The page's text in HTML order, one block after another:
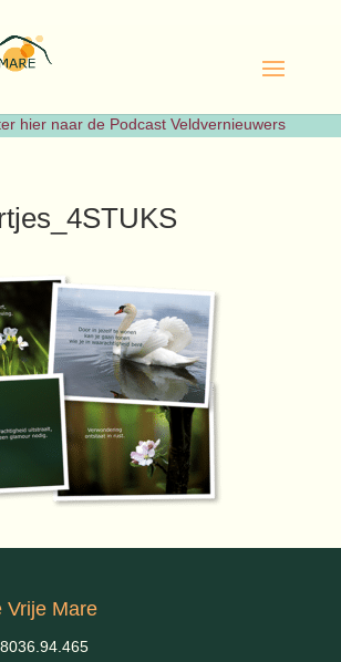
hier naar de Podcast Veldvernieuwers
Vrije Mare